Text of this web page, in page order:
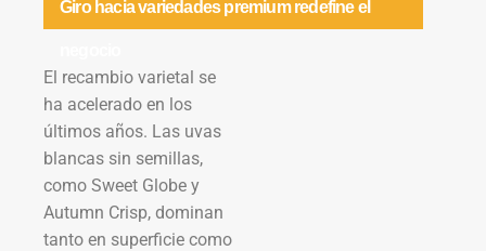
Giro hacia variedades premium redefine el
El recambio varietal se
ha acelerado en los
últimos años. Las uvas
blancas sin semillas,
como Sweet Globe y
Autumn Crisp, dominan
tanto en superficie como